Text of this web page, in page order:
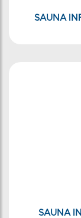
SAUNA
SAUNA